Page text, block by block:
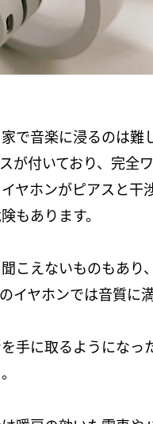
で音楽に浸るのは難
が付いており、完全
ヤホンがピアスと干
もあります。
こえないものもあり
イヤホンでは音質に
手に取るようになっ